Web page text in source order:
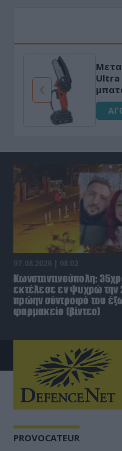
HAPI
για
07.08.2026 | 08:02
Κωνσταντινούπολη:
εκτέλεσε εν ψυχρώ την
πρώην σύντροφό του
φαρμακείο (βίντεο)
PROVOCATEUR